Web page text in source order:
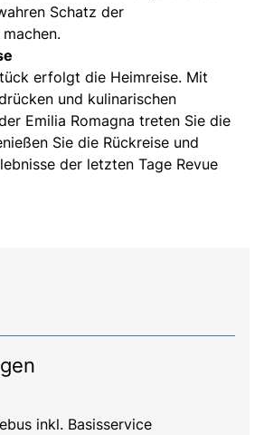
Schatz der
erfolgt die Heimreise. Mit
und kulinarischen
Emilia Romagna treten Sie die
Sie die Rückreise und
der letzten Tage Revue
inkl. Basisservice